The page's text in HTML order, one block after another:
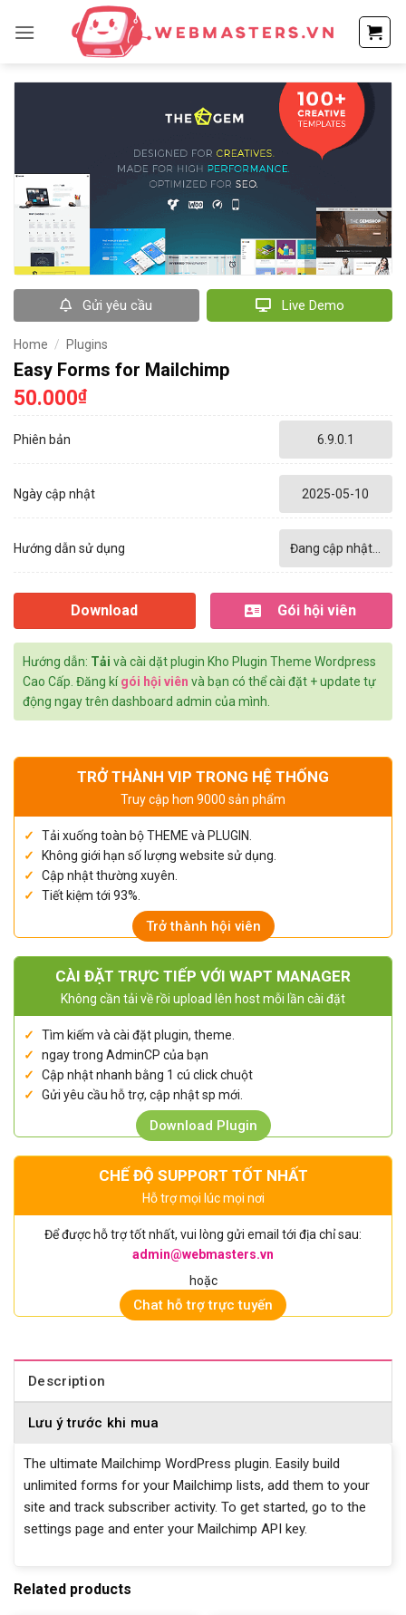
qua
dung
Gửi yêu cầu Live Demo
Home / Plugins
Easy Forms for Mailchimp
50.000₫
Phiên bản 6.9.0.1
Ngày cập nhật 2025-05-10
Hướng dẫn sử dụng Đang cập nhật...
Download Gói hội viên
Hướng dẫn: Tải và cài dặt plugin Kho Plugin Theme Wordpress
Cao Cấp. Đăng kígói hội viên và bạn có thể cài đặt + update tự
động ngay trên dashboard admin của mình.
TRỞ THÀNH VIP TRONG HỆ THỐNG
Truy cập hơn 9000 sản phẩm
Tải xuống toàn bộ THEME và PLUGIN.
Không giới hạn số lượng website sử dụng.
Cập nhật thường xuyên.
Tiết kiệm tới 93%.
Trở thành hội viên
CÀI ĐẶT TRỰC TIẾP VỚI WAPT MANAGER
Không cần tải về rồi upload lên host mỗi lần cài đặt
Tìm kiếm và cài đặt plugin, theme.
ngay trong AdminCP của bạn
Cập nhật nhanh bằng 1 cú click chuột
Gửi yêu cầu hỗ trợ, cập nhật sp mới.
Download Plugin
CHẾ ĐỘ SUPPORT TỐT NHẤT
Hỗ trợ mọi lúc mọi nơi
Để được hỗ trợ tốt nhất, vui lòng gửi email tới địa chỉ sau:
admin@webmasters.vn
hoặc
Chat hỗ trợ trực tuyến
Description
Lưu ý trước khi mua
The ultimate Mailchimp WordPress plugin. Easily build
unlimited forms for your Mailchimp lists, add them to your
site and track subscriber activity. To get started, go to the
settings page and enter your Mailchimp API key.
Related products